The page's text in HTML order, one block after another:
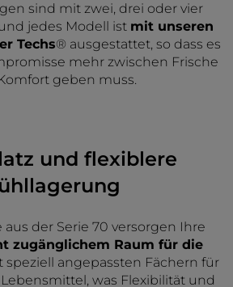
sind mit zwei, drei oder vier
jedes Modell ist mit unseren
Techs® ausgestattet, so dass es
mehr zwischen Frische
geben muss.
und flexiblere
aus der Serie 70 versorgen Ihre
zugänglichem Raum für die
speziell angepassten Fächern für
was Flexibilität und